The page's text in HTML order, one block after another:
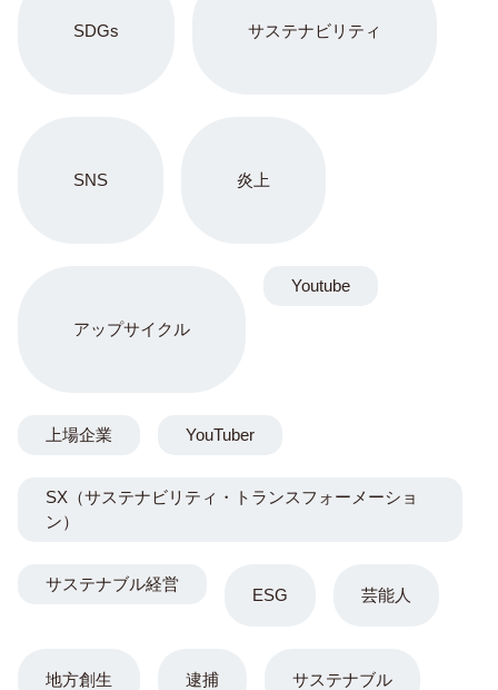
SDGs サステナビリティ
SNS 炎上
アップサイクル
ESG 芸能人
地方創生 逮捕 サステナブル
Youtube
上場企業 YouTuber
SX（サステナビリティ・トランスフォーメーショ
ン）
サステナブル経営